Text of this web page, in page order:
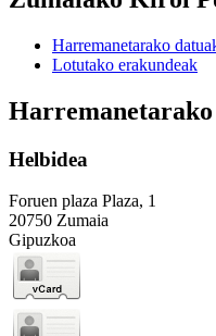
Harremanetarako
Lotutako erakundeak
Helbidea
Foruen plaza Plaza, 1
20750 Zumaia
Gipuzkoa